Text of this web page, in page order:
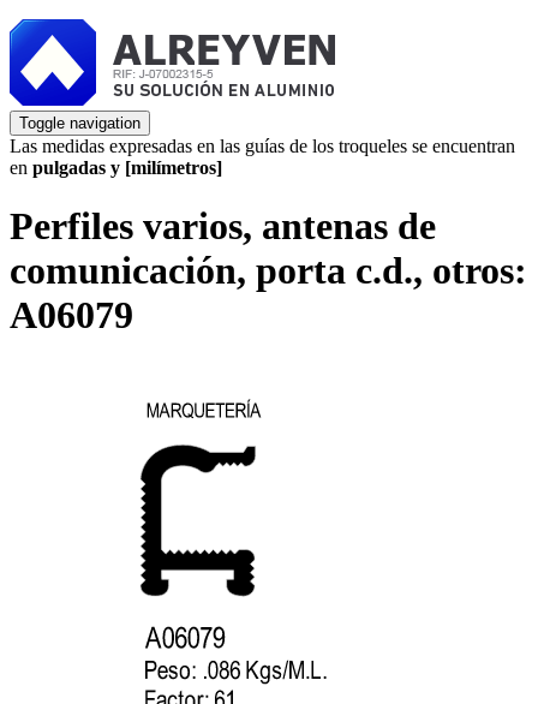
Toggle navigation
Las medidas expresadas en las guías de los troqueles se encuentran
en pulgadas y [milímetros]
Perfiles varios, antenas de
comunicación, porta c.d., otros:
A06079